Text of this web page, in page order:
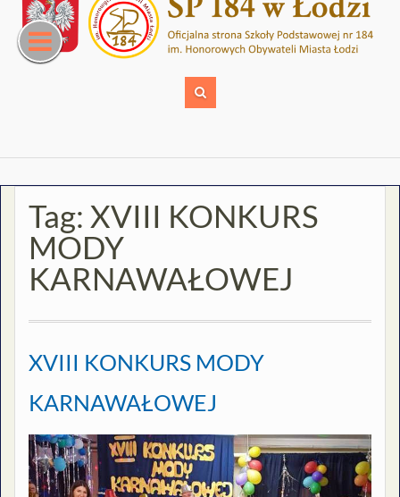
content
Tag: XVIII KONKURS
MODY
KARNAWAŁOWEJ
XVIII KONKURS MODY
KARNAWAŁOWEJ